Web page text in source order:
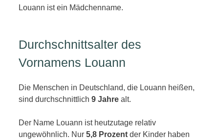
Louann ist ein Mädchenname.
Durchschnittsalter des
Vornamens Louann
Die Menschen in Deutschland, die Louann heißen,
sind durchschnittlich 9 Jahre alt.
Der Name Louann ist heutzutage relativ
ungewöhnlich. Nur 5,8 Prozent der Kinder haben